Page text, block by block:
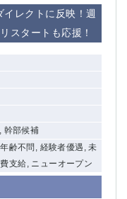
レクトに反映！週
スタートも応援！
幹部候補
齢不問, 経験者優遇, 未
支給, ニューオープン